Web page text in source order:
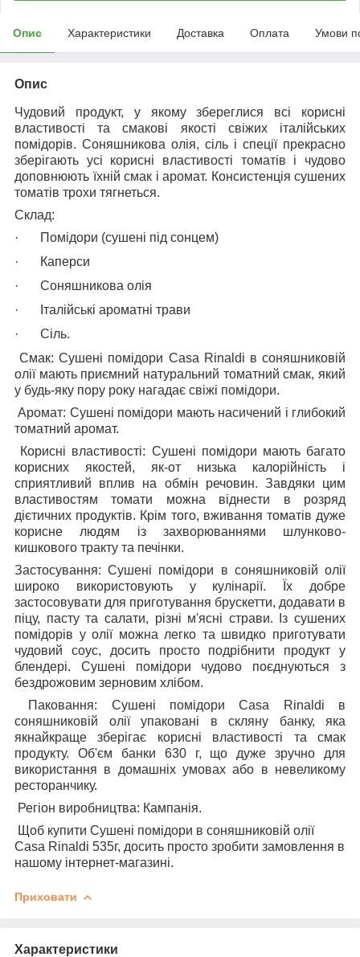
Опис Характеристики Доставка Оплата Умови
Опис
Чудовий продукт, у якому збереглися всі корисні
властивості та смакові якості свіжих італійських
помідорів. Соняшникова олія, сіль і спеції прекрасно
зберігають усі корисні властивості томатів і чудово
доповнюють їхній смак і аромат. Консистенція сушених
томатів трохи тягнеться.
Склад:
·
Помідори (сушені під сонцем)
·
Каперси
·
Соняшникова олія
·
Італійські ароматні трави
·
Сіль.
Смак: Сушені помідори Casa Rinaldi в соняшниковій
олії мають приємний натуральний томатний смак, який
у будь-яку пору року нагадає свіжі помідори.
Аромат: Сушені помідори мають насичений і глибокий
томатний аромат.
Корисні властивості: Сушені помідори мають багато
корисних якостей, як-от низька калорійність і
сприятливий вплив на обмін речовин. Завдяки цим
властивостям томати можна віднести в розряд
дієтичних продуктів. Крім того, вживання томатів дуже
корисне людям із захворюваннями шлунково-
кишкового тракту та печінки.
Застосування: Сушені помідори в соняшниковій олії
широко використовують у кулінарії. Їх добре
застосовувати для приготування брускетти, додавати в
піцу, пасту та салати, різні м'ясні страви. Із сушених
помідорів у олії можна легко та швидко приготувати
чудовий соус, досить просто подрібнити продукт у
блендері. Сушені помідори чудово поєднуються з
бездрожовим зерновим хлібом.
Паковання: Сушені помідори Casa Rinaldi в
соняшниковій олії упаковані в скляну банку, яка
якнайкраще зберігає корисні властивості та смак
продукту. Об'єм банки 630 г, що дуже зручно для
використання в домашніх умовах або в невеликому
ресторанчику.
Регіон виробництва: Кампанія.
Щоб купити Сушені помідори в соняшниковій олії
Casa Rinaldi 535г, досить просто зробити замовлення в
нашому інтернет-магазині.
Приховати
Характеристики